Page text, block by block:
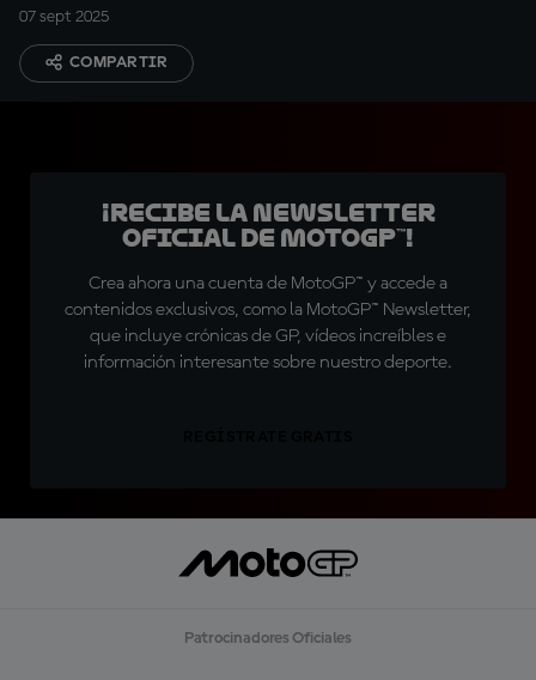
07 sept 2025
COMPARTIR
¡Recibe la Newsletter
oficial de MotoGP™!
Crea ahora una cuenta de MotoGP™ y accede a
contenidos exclusivos, como la MotoGP™ Newsletter,
que incluye crónicas de GP, vídeos increíbles e
información interesante sobre nuestro deporte.
Patrocinadores Oficiales